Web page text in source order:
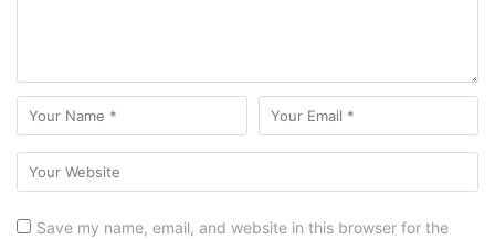
Save my name, email, and website in this browser for the